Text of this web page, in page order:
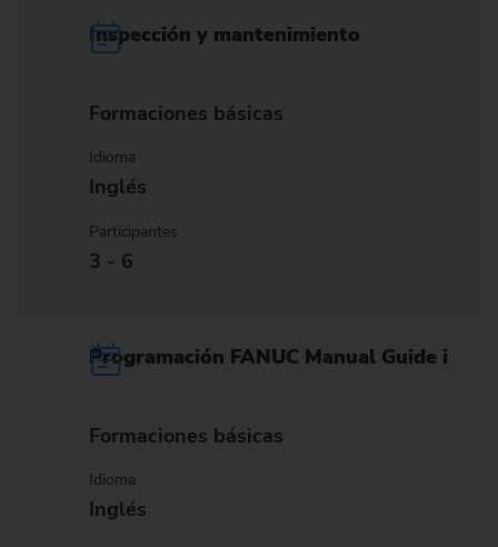
Inspección y mantenimiento
Formaciones básicas
Idioma
Inglés
Participantes
3 - 6
Programación FANUC Manual Guide i
Formaciones básicas
Idioma
Inglés